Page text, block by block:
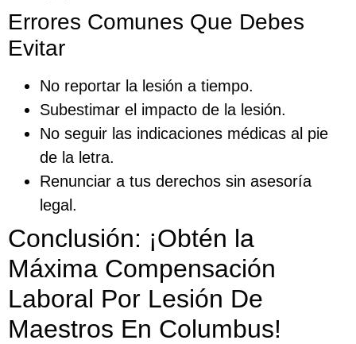
Errores Comunes Que Debes
Evitar
No reportar la lesión a tiempo.
Subestimar el impacto de la lesión.
No seguir las indicaciones médicas al pie
de la letra.
Renunciar a tus derechos sin asesoría
legal.
Conclusión: ¡Obtén la
Máxima Compensación
Laboral Por Lesión De
Maestros En Columbus!